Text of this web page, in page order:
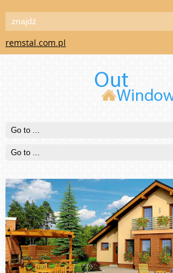
remstal.com.pl